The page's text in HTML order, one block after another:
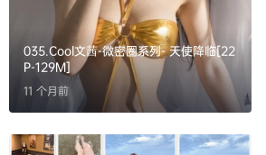
035.Cool文茜-微密圈系列- 天使降临[22
P-129M]
11 个月前